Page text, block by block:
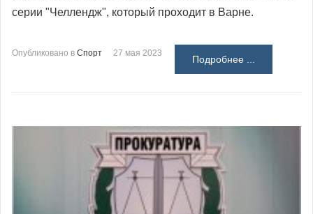
серии "Челлендж", который проходит в Варне.
Опубликовано в Спорт 27 мая 2023
Подробнее ...